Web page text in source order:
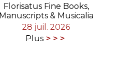
Florisatus Fine Books,
Manuscripts & Musicalia
28 juil. 2026
Plus